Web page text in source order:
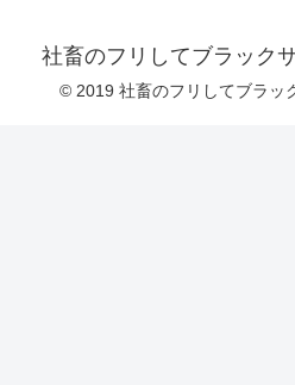
社畜のフリしてブラック
© 2019 社畜のフリしてブラッ